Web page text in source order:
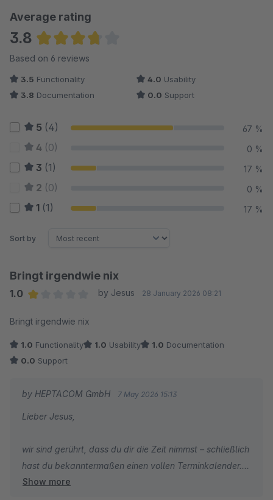
Average rating
3.8
Average rating of 3.75 out of 5 stars
Based on 6 reviews
3.5 Functionality 4.0 Usability
3.8 Documentation 0.0 Support
5 (4) 67 %
4 (0) 0 %
3 (1) 17 %
2 (0) 0 %
1 (1) 17 %
Sort by
Bringt irgendwie nix
1.0
by Jesus 28 January 2026 08:21
Bringt irgendwie nix
1.0 Functionality 1.0 Usability 1.0 Documentation
0.0 Support
by HEPTACOM GmbH 7 May 2026 15:13
Lieber Jesus,
wir sind gerührt, dass du dir die Zeit nimmst – schließlich
hast du bekanntermaßen einen vollen Terminkalender. ?
Dass unser Plugin „irgendwie nix bringt", trifft uns hart.
Show more